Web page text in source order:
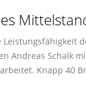
Andreas Schalk
Knapp 40